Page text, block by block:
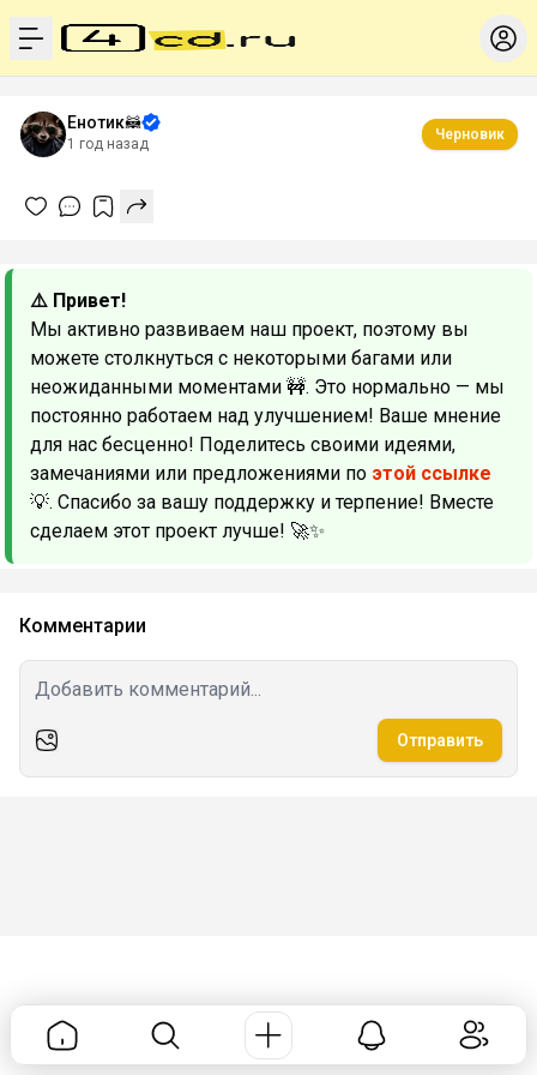
menu
Енотик🦝
1 год назад
Черновик
⚠️ Привет!
Мы активно развиваем наш проект, поэтому вы
можете столкнуться с некоторыми багами или
неожиданными моментами 🚧. Это нормально — мы
постоянно работаем над улучшением! Ваше мнение
для нас бесценно! Поделитесь своими идеями,
замечаниями или предложениями по этой ссылке
💡. Спасибо за вашу поддержку и терпение! Вместе
сделаем этот проект лучше! 🚀✨
Комментарии
Отправить